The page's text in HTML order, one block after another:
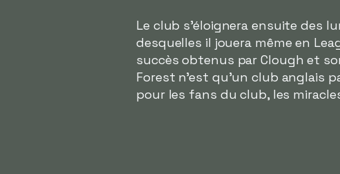
Le club s'éloignera ensuite des
desquelles il jouera même en
succès obtenus par Clough et
Forest n'est qu'un club anglais
pour les fans du club, les